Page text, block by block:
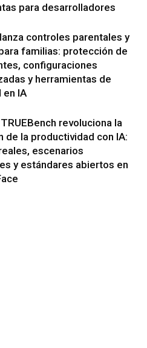
para desarrolladores
controles parentales y
familias: protección de
configuraciones
y herramientas de
en IA
revoluciona la
de la productividad con IA:
escenarios
y estándares abiertos en